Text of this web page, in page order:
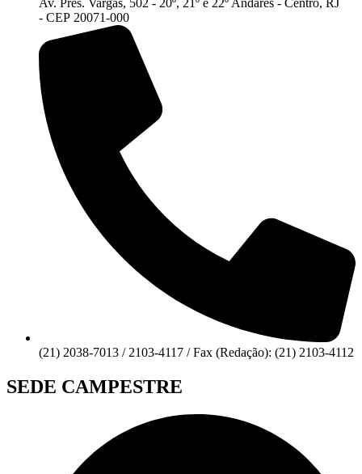
- CEP 20071-000
(21) 2038-7013 / 2103-4117 / Fax (Redação): (21) 2103-4112
SEDE CAMPESTRE